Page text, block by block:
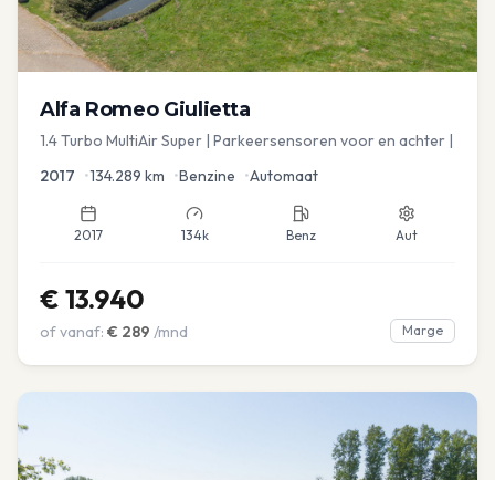
Alfa Romeo Giulietta
1.4 Turbo MultiAir Super | Parkeersensoren voor en achter |
2017 •134.289 km •Benzine •Automaat
2017 134k Benz Aut
€ 13.940
of vanaf: € 289 /mnd Marge